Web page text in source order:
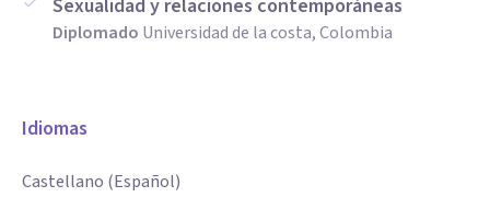
Sexualidad y relaciones contemporáneas
Diplomado Universidad de la costa, Colombia
Idiomas
Castellano (Español)